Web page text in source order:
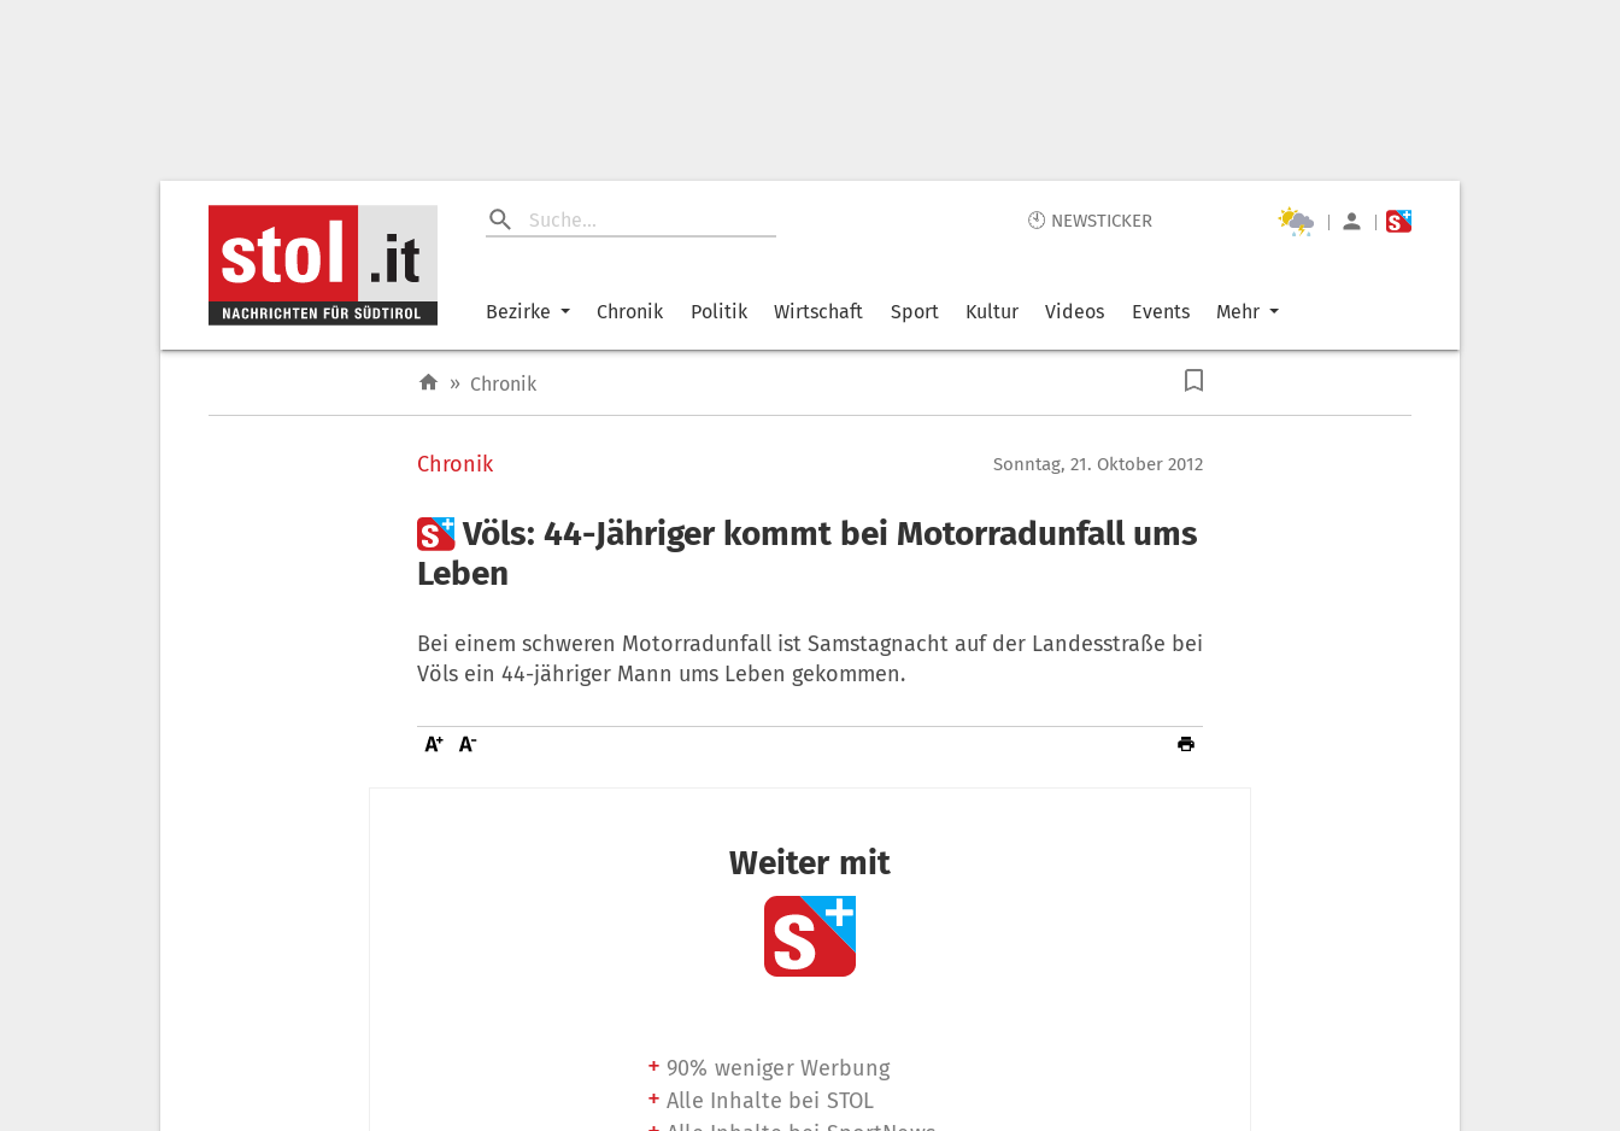
🕙 NEWSTICKER | |
Bezirke Chronik Politik Wirtschaft Sport Kultur Videos Events Mehr
» Chronik
Chronik Sonntag, 21. Oktober 2012
Völs: 44-Jähriger kommt bei Motorradunfall ums
Leben
Bei einem schweren Motorradunfall ist Samstagnacht auf der Landesstraße bei
Völs ein 44-jähriger Mann ums Leben gekommen.